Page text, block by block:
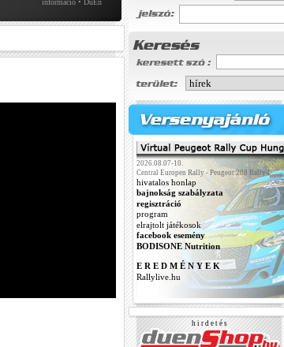
információ • DuEn
2026.08.07-10.
Central Europen Rally - Peugeot 208 Rally4
hivatalos honlap
bajnokság szabályzata
regisztráció
program
elrajtolt játékosok
facebook esemény
BODISONE Nutrition
E R E D M É N Y E K
Rallylive.hu
h i r d e t é s